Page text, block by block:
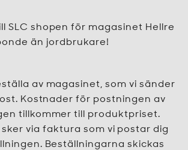
SLC shopen för magasinet Hellre
än jordbrukare!
av magasinet, som vi sänder
Kostnader för postningen av
tillkommer till produktpriset.
via faktura som vi postar dig
Beställningarna skickas